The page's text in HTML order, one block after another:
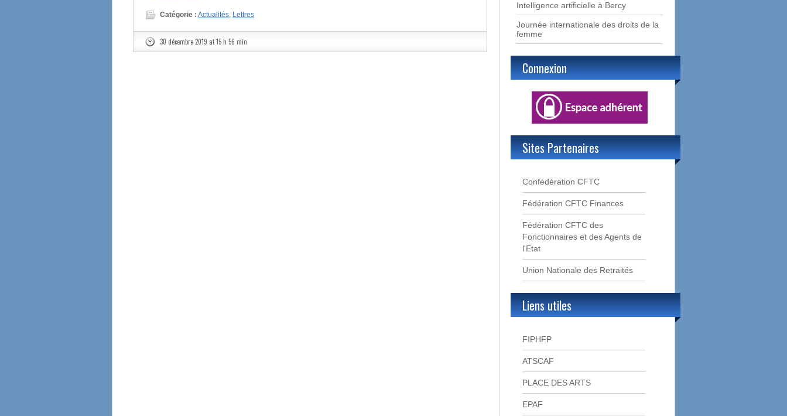
Catégorie : Actualités, Lettres
30 décembre 2019 at 15 h 56 min
Intelligence artificielle à Bercy
Journée internationale des droits de la
femme
Connexion
Sites Partenaires
Confédération CFTC
Fédération CFTC Finances
Fédération CFTC des
Fonctionnaires et des Agents de
l'Etat
Union Nationale des Retraités
Liens utiles
FIPHFP
ATSCAF
PLACE DES ARTS
EPAF